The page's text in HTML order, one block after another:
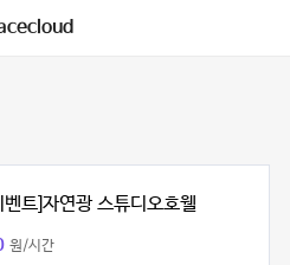
벤트]자연광 스튜디오호웰
원/시간